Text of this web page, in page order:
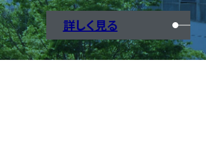
詳しく見る